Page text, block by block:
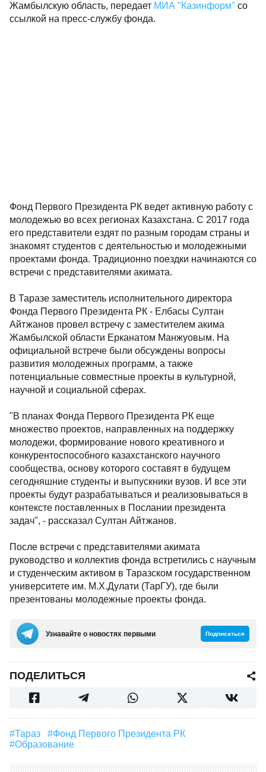
Жамбылскую область, передает МИА "Казинформ" со
ссылкой на пресс-службу фонда.
Фонд Первого Президента РК ведет активную работу с
молодежью во всех регионах Казахстана. С 2017 года
его представители ездят по разным городам страны и
знакомят студентов с деятельностью и молодежными
проектами фонда. Традиционно поездки начинаются со
встречи с представителями акимата.
В Таразе заместитель исполнительного директора
Фонда Первого Президента РК - Елбасы Султан
Айтжанов провел встречу с заместителем акима
Жамбылской области Ерканатом Манжуовым. На
официальной встрече были обсуждены вопросы
развития молодежных программ, а также
потенциальные совместные проекты в культурной,
научной и социальной сферах.
"В планах Фонда Первого Президента РК еще
множество проектов, направленных на поддержку
молодежи, формирование нового креативного и
конкурентоспособного казахстанского научного
сообщества, основу которого составят в будущем
сегодняшние студенты и выпускники вузов. И все эти
проекты будут разрабатываться и реализовываться в
контексте поставленных в Послании президента
задач", - рассказал Султан Айтжанов.
После встречи с представителями акимата
руководство и коллектив фонда встретились с научным
и студенческим активом в Таразском государственном
университете им. М.Х.Дулати (ТарГУ), где были
презентованы молодежные проекты фонда.
Узнавайте о новостях первыми Подписаться
ПОДЕЛИТЬСЯ
#Тараз
#Фонд Первого Президента РК
#образование